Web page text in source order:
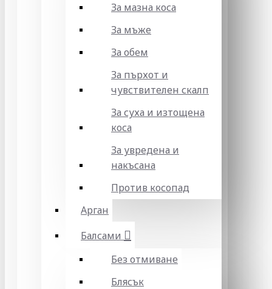
За мазна коса
За мъже
За обем
За пърхот и
чувствителен скалп
За суха и изтощена
коса
За увредена и
накъсана
Против косопад
Арган
Балсами
Без отмиване
Блясък